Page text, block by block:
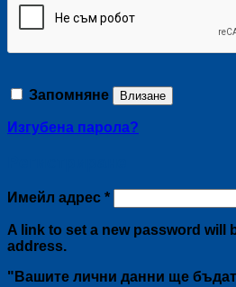
Запомняне Влизане
Изгубена парола?
Имейл адрес *Задължително
A link to set a new password will
address.
"Вашите лични данни ще